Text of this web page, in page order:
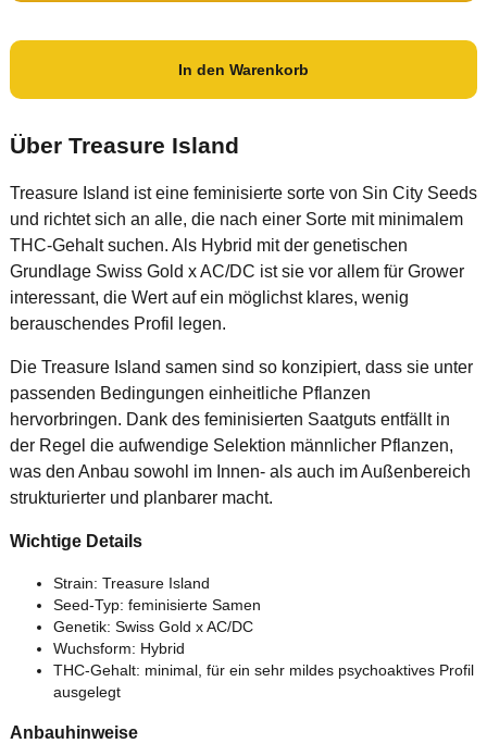
In den Warenkorb
Über Treasure Island
Treasure Island ist eine feminisierte sorte von Sin City Seeds
und richtet sich an alle, die nach einer Sorte mit minimalem
THC-Gehalt suchen. Als Hybrid mit der genetischen
Grundlage Swiss Gold x AC/DC ist sie vor allem für Grower
interessant, die Wert auf ein möglichst klares, wenig
berauschendes Profil legen.
Die Treasure Island samen sind so konzipiert, dass sie unter
passenden Bedingungen einheitliche Pflanzen
hervorbringen. Dank des feminisierten Saatguts entfällt in
der Regel die aufwendige Selektion männlicher Pflanzen,
was den Anbau sowohl im Innen- als auch im Außenbereich
strukturierter und planbarer macht.
Wichtige Details
Strain: Treasure Island
Seed-Typ: feminisierte Samen
Genetik: Swiss Gold x AC/DC
Wuchsform: Hybrid
THC-Gehalt: minimal, für ein sehr mildes psychoaktives Profil
ausgelegt
Anbauhinweise